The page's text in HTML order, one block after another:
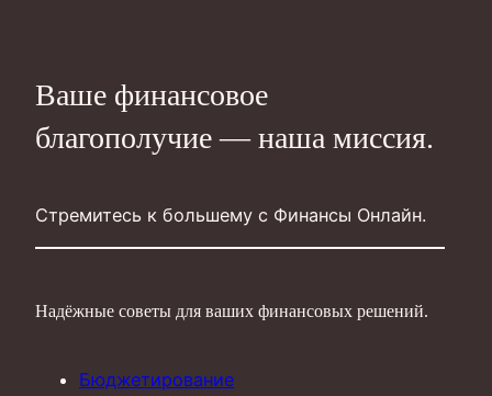
Ваше финансовое
благополучие — наша миссия.
Стремитесь к большему с Финансы Онлайн.
Надёжные советы для ваших финансовых решений.
Бюджетирование